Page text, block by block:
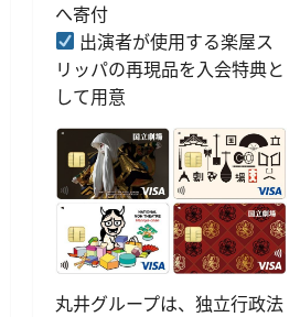
へ寄付
出演者が使用する楽屋ス
リッパの再現品を入会特典と
して用意
丸井グループは、独立行政法